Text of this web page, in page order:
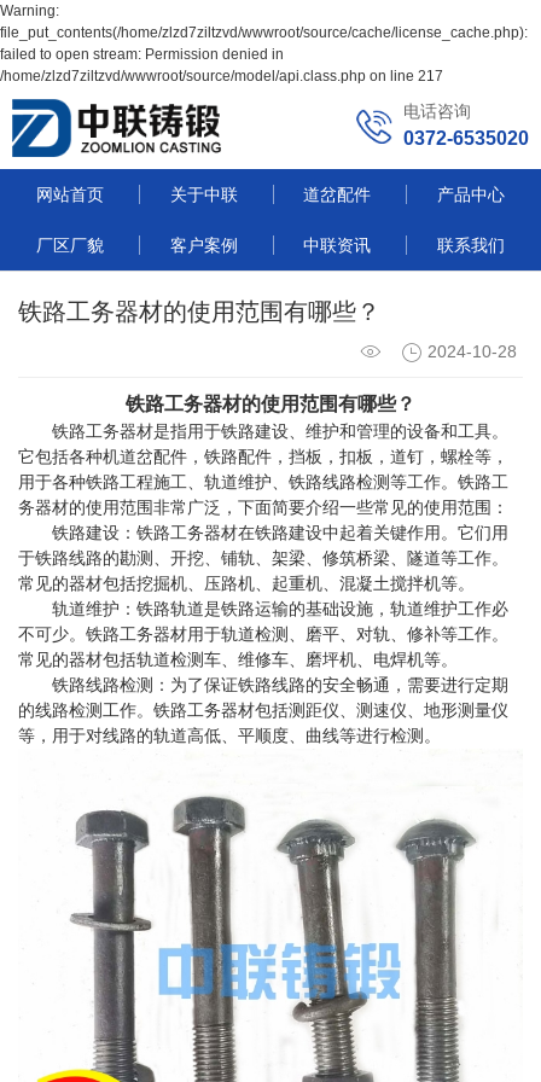
Warning:
file_put_contents(/home/zlzd7ziltzvd/wwwroot/source/cache/license_cache.php):
failed to open stream: Permission denied in
/home/zlzd7ziltzvd/wwwroot/source/model/api.class.php on line 217
电话咨询
0372-6535020
网站首页 关于中联 道岔配件 产品中心
厂区厂貌 客户案例 中联资讯 联系我们
铁路工务器材的使用范围有哪些？
2024-10-28
铁路工务器材的使用范围有哪些？
铁路工务器材是指用于铁路建设、维护和管理的设备和工具。
它包括各种机道岔配件，铁路配件，挡板，扣板，道钉，螺栓等，
用于各种铁路工程施工、轨道维护、铁路线路检测等工作。铁路工
务器材的使用范围非常广泛，下面简要介绍一些常见的使用范围：
铁路建设：铁路工务器材在铁路建设中起着关键作用。它们用
于铁路线路的勘测、开挖、铺轨、架梁、修筑桥梁、隧道等工作。
常见的器材包括挖掘机、压路机、起重机、混凝土搅拌机等。
轨道维护：铁路轨道是铁路运输的基础设施，轨道维护工作必
不可少。铁路工务器材用于轨道检测、磨平、对轨、修补等工作。
常见的器材包括轨道检测车、维修车、磨坪机、电焊机等。
铁路线路检测：为了保证铁路线路的安全畅通，需要进行定期
的线路检测工作。铁路工务器材包括测距仪、测速仪、地形测量仪
等，用于对线路的轨道高低、平顺度、曲线等进行检测。